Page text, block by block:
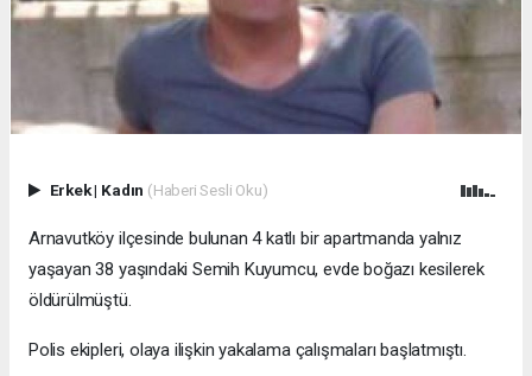
Erkek| Kadın (Haberi Sesli Oku)
Arnavutköy ilçesinde bulunan 4 katlı bir apartmanda yalnız
yaşayan 38 yaşındaki Semih Kuyumcu, evde boğazı kesilerek
öldürülmüştü.
Polis ekipleri, olaya ilişkin yakalama çalışmaları başlatmıştı.